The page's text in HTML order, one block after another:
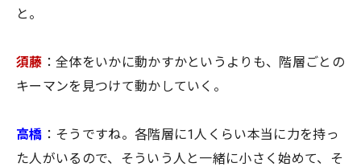
と。
須藤 ：全体をいかに動かすかというよりも、階層ごとの
キーマンを見つけて動かしていく。
高橋 ：そうですね。各階層に1人くらい本当に力を持っ
た人がいるので、そういう人と一緒に小さく始めて、そ